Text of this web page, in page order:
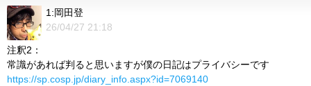
1:岡田登
26/04/27 21:18
注釈2：
常識があれば判ると思いますが僕の日記はプライバシーです
https://sp.cosp.jp/diary_info.aspx?id=7069140